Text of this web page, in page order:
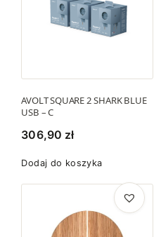
AVOLT SQUARE 2 SHARK BLUE
USB – C
306,90 zł
Dodaj do koszyka